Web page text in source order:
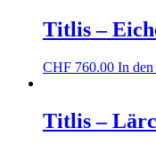
Titlis –
CHF 760.00 In
Titlis –